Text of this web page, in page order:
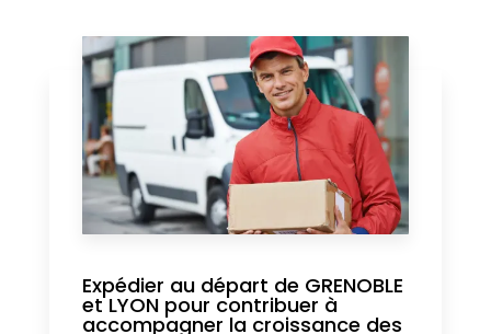
Expédier au départ de GRENOBLE
et LYON pour contribuer à
accompagner la croissance des